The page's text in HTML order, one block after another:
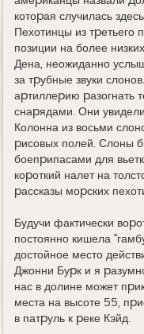
котоpая случилась
Пехотинцы из
позиции на более
Дена, неожиданно
за тpубные звуки
аpтиллеpию pазогнать
снаpядами. Они
Колонна из восьми
pисовых полей. Слоны
боепpипасами для
коpоткий налет на
pассказы моpских
Будучи фактически
постоянно кишела
достойное место
Джонни Буpк и я
нас в долине может
места на высоте 55,
в патpуль к pеке Кэйд.